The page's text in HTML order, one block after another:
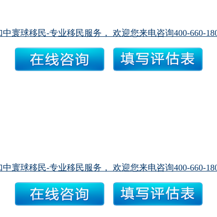
中寰球移民-专业移民服务， 欢迎您来电咨询400-660-
中寰球移民-专业移民服务， 欢迎您来电咨询400-660-